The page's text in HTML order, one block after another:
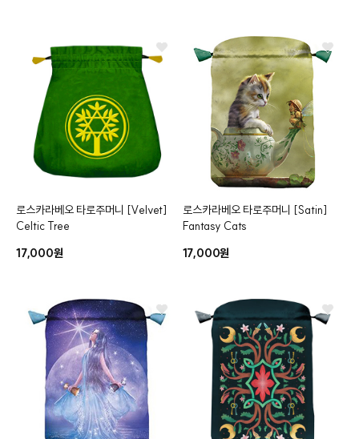
로스카라베오 타로주머니 [Velvet]
Celtic Tree
17,000원
로스카라베오 타로주머니 [Satin]
Fantasy Cats
17,000원